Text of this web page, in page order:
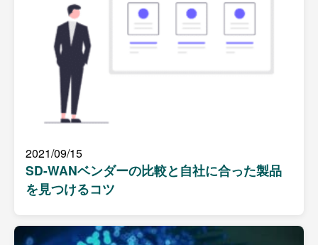
2021/09/15
SD-WANベンダーの比較と自社に合った製品
を見つけるコツ